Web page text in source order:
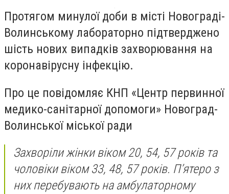
Протягом минулої доби в місті Новограді-
Волинському лабораторно підтверджено
шість нових випадків захворювання на
коронавірусну інфекцію.
Про це повідомляє КНП «Центр первинної
медико-санітарної допомоги» Новоград-
Волинської міської ради
Захворіли жінки віком 20, 54, 57 років та
чоловіки віком 33, 48, 57 років. П’ятеро з
них перебувають на амбулаторному